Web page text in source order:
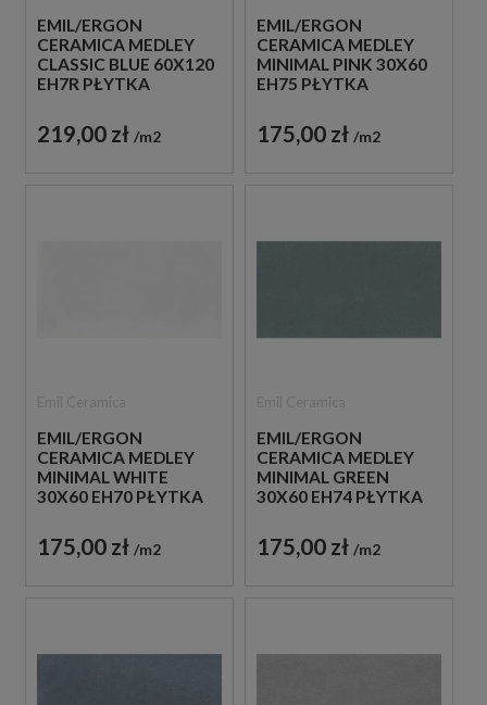
EMIL/ERGON
CERAMICA MEDLEY
CLASSIC BLUE 60X120
EH7R PŁYTKA
219,00 zł m2
EMIL/ERGON
CERAMICA MEDLEY
MINIMAL PINK 30X60
EH75 PŁYTKA
175,00 zł m2
EMIL/ERGON
CERAMICA MEDLEY
MINIMAL WHITE
30X60 EH70 PŁYTKA
175,00 zł m2
EMIL/ERGON
CERAMICA MEDLEY
MINIMAL GREEN
30X60 EH74 PŁYTKA
175,00 zł m2